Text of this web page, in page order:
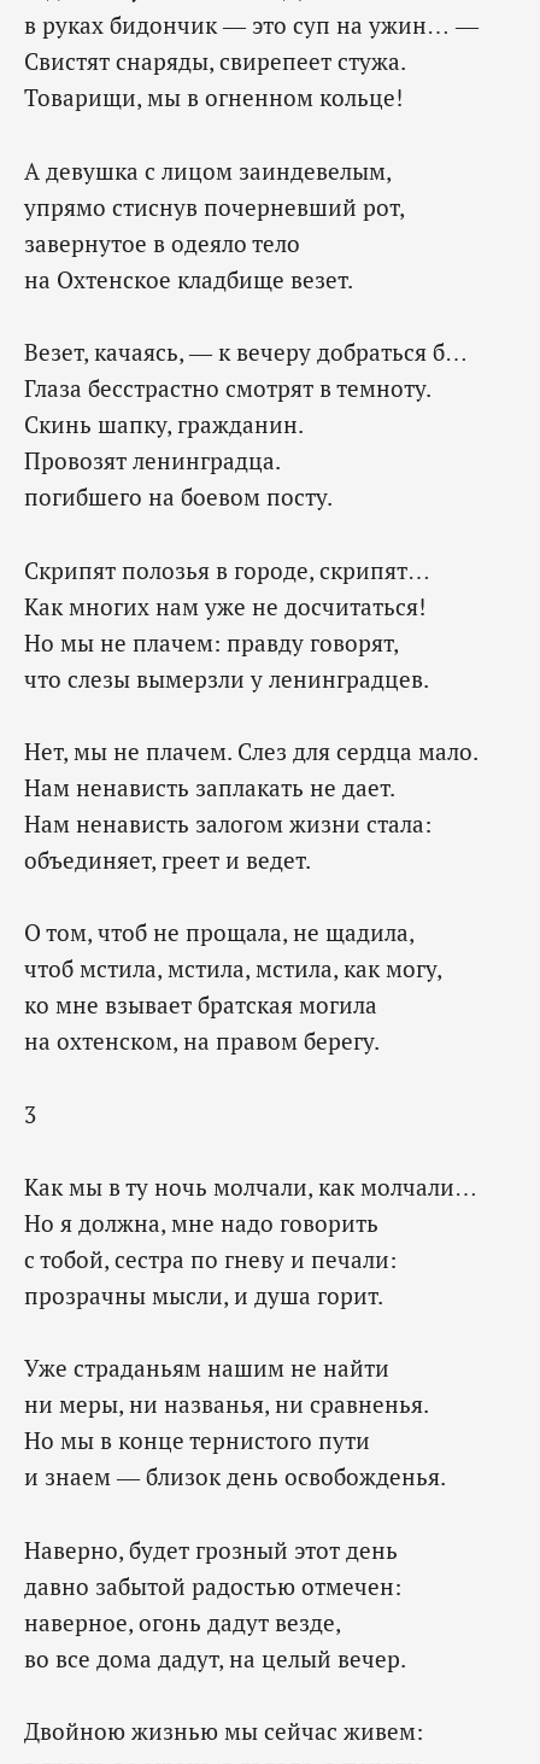
в руках бидончик — это суп на ужин… —
Свистят снаряды, свирепеет стужа.
Товарищи, мы в огненном кольце!
А девушка с лицом заиндевелым,
упрямо стиснув почерневший рот,
завернутое в одеяло тело
на Охтенское кладбище везет.
Везет, качаясь, — к вечеру добраться б…
Глаза бесстрастно смотрят в темноту.
Скинь шапку, гражданин.
Провозят ленинградца.
погибшего на боевом посту.
Скрипят полозья в городе, скрипят…
Как многих нам уже не досчитаться!
Но мы не плачем: правду говорят,
что слезы вымерзли у ленинградцев.
Нет, мы не плачем. Слез для сердца мало.
Нам ненависть заплакать не дает.
Нам ненависть залогом жизни стала:
объединяет, греет и ведет.
О том, чтоб не прощала, не щадила,
чтоб мстила, мстила, мстила, как могу,
ко мне взывает братская могила
на охтенском, на правом берегу.
3
Как мы в ту ночь молчали, как молчали…
Но я должна, мне надо говорить
с тобой, сестра по гневу и печали:
прозрачны мысли, и душа горит.
Уже страданьям нашим не найти
ни меры, ни названья, ни сравненья.
Но мы в конце тернистого пути
и знаем — близок день освобожденья.
Наверно, будет грозный этот день
давно забытой радостью отмечен:
наверное, огонь дадут везде,
во все дома дадут, на целый вечер.
Двойною жизнью мы сейчас живем: